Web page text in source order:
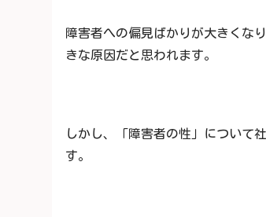
障害者への偏見ばかりが大きくな
きな原因だと思われます。
しかし、「障害者の性」について
す。